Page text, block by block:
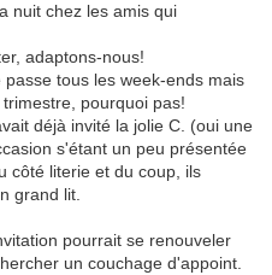
nuit chez les amis qui
adaptons-nous!
tous les week-ends mais
pourquoi pas!
déjà invité la jolie C. (oui une
s'étant un peu présentée
côté literie et du coup, ils
grand lit.
pourrait se renouveler
un couchage d'appoint.